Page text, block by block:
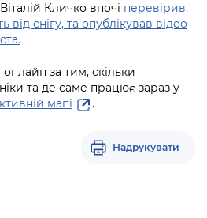
Кличко вночі перевірив,
снігу, та опублікував відео
за тим, скільки
та де саме працює зараз у
мапі .
Надрукувати